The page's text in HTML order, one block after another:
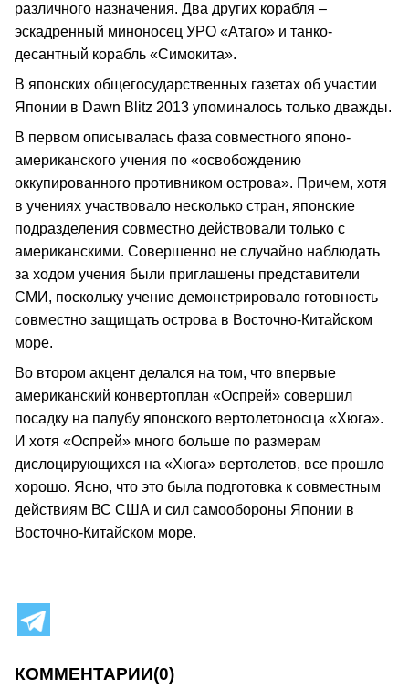
различного назначения. Два других корабля –
эскадренный миноносец УРО «Атаго» и танко-
десантный корабль «Симокита».
В японских общегосударственных газетах об участии
Японии в Dawn Blitz 2013 упоминалось только дважды.
В первом описывалась фаза совместного японо-
американского учения по «освобождению
оккупированного противником острова». Причем, хотя
в учениях участвовало несколько стран, японские
подразделения совместно действовали только с
американскими. Совершенно не случайно наблюдать
за ходом учения были приглашены представители
СМИ, поскольку учение демонстрировало готовность
совместно защищать острова в Восточно-Китайском
море.
Во втором акцент делался на том, что впервые
американский конвертоплан «Оспрей» совершил
посадку на палубу японского вертолетоносца «Хюга».
И хотя «Оспрей» много больше по размерам
дислоцирующихся на «Хюга» вертолетов, все прошло
хорошо. Ясно, что это была подготовка к совместным
действиям ВС США и сил самообороны Японии в
Восточно-Китайском море.
КОММЕНТАРИИ(0)